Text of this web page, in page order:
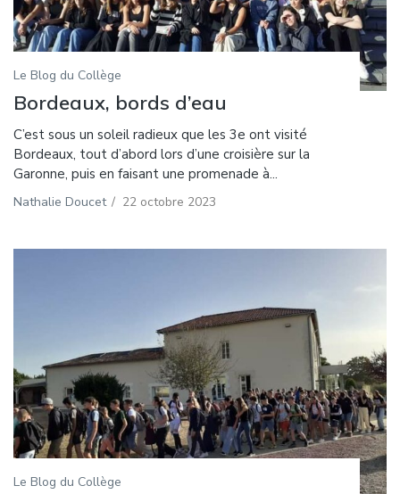
Le Blog du Collège
Bordeaux, bords d’eau
C’est sous un soleil radieux que les 3e ont visité
Bordeaux, tout d’abord lors d’une croisière sur la
Garonne, puis en faisant une promenade à...
Nathalie Doucet / 22 octobre 2023
Le Blog du Collège